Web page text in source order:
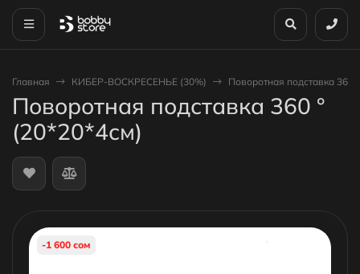
Главная КИБЕР-ВОСКРЕСЕНЬЕ (30%) Поворотная подставка 360
Поворотная подставка 360 °
(20*20*4см)
-1 600 сом